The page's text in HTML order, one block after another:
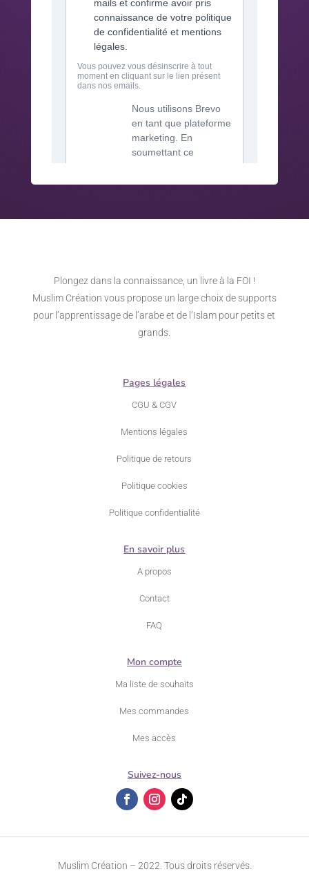
Plongez dans la connaissance, un livre à la FOI !
Muslim Création vous propose un large choix de supports
pour l’apprentissage de l’arabe et de l’Islam pour petits et
grands.
Pages légales
CGU & CGV
Mentions légales
Politique de retours
Politique cookies
Politique confidentialité
En savoir plus
A propos
Contact
FAQ
Mon compte
Ma liste de souhaits
Mes commandes
Mes accès
Suivez-nous
Muslim Création – 2022. Tous droits réservés.